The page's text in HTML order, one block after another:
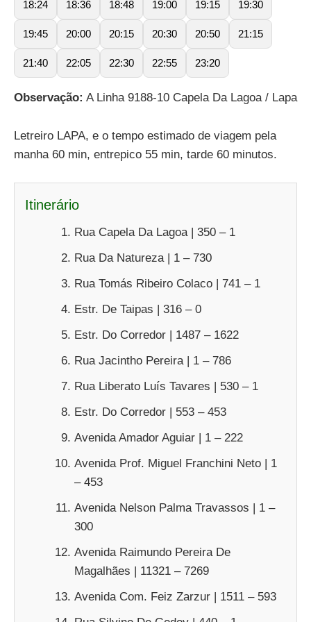
18:24 18:36 18:48 19:00 19:15 19:30
19:45 20:00 20:15 20:30 20:50 21:15
21:40 22:05 22:30 22:55 23:20
Observação: A Linha 9188-10 Capela Da Lagoa / Lapa
Letreiro LAPA, e o tempo estimado de viagem pela
manha 60 min, entrepico 55 min, tarde 60 minutos.
Itinerário
Rua Capela Da Lagoa | 350 – 1
Rua Da Natureza | 1 – 730
Rua Tomás Ribeiro Colaco | 741 – 1
Estr. De Taipas | 316 – 0
Estr. Do Corredor | 1487 – 1622
Rua Jacintho Pereira | 1 – 786
Rua Liberato Luís Tavares | 530 – 1
Estr. Do Corredor | 553 – 453
Avenida Amador Aguiar | 1 – 222
Avenida Prof. Miguel Franchini Neto | 1
– 453
Avenida Nelson Palma Travassos | 1 –
300
Avenida Raimundo Pereira De
Magalhães | 11321 – 7269
Avenida Com. Feiz Zarzur | 1511 – 593